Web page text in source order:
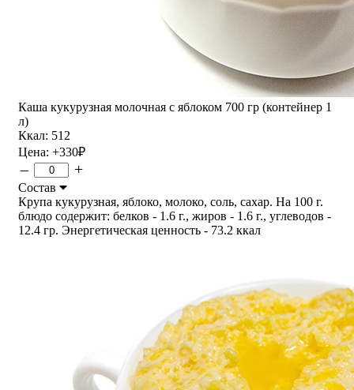
Каша кукурузная молочная с яблоком 700 гр (контейнер 1
л)
Ккал: 512
Цена: +330₽
– +
Состав
Крупа кукурузная, яблоко, молоко, соль, сахар. На 100 г.
блюдо содержит: белков - 1.6 г., жиров - 1.6 г., углеводов -
12.4 гр. Энергетическая ценность - 73.2 ккал